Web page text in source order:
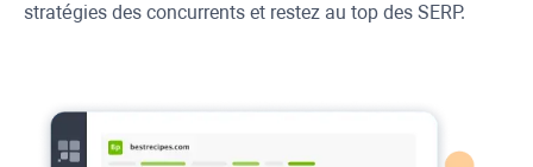
stratégies des concurrents et restez au top des SERP.